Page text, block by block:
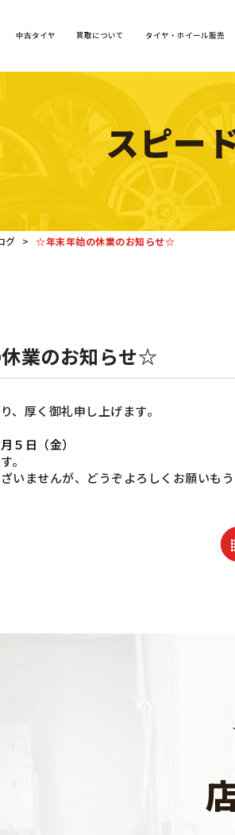
中古タイヤ 買取について タイヤ・ホイール販売
スピー
グ > ☆年末年始の休業のお知らせ☆
業のお知らせ☆
、厚く御礼申し上げます。
５日（金）
。
いませんが、どうぞよろしくお願いもう